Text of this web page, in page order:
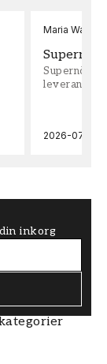
Maria
leveran,
2026-07-22
inkorg